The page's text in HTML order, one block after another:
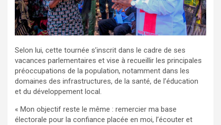
Selon lui, cette tournée s’inscrit dans le cadre de ses
vacances parlementaires et vise à recueillir les principales
préoccupations de la population, notamment dans les
domaines des infrastructures, de la santé, de l’éducation
et du développement local.
« Mon objectif reste le même : remercier ma base
électorale pour la confiance placée en moi, l’écouter et